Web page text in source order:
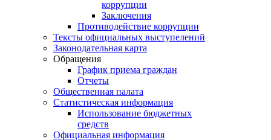
коррупции
Заключения
Противодействие коррупции
Тексты официальных выступелений
Законодательная карта
Обращения
График приема граждан
Отчеты
Общественная палата
Статистическая информация
Использование бюджетных
средств
Официальная информация